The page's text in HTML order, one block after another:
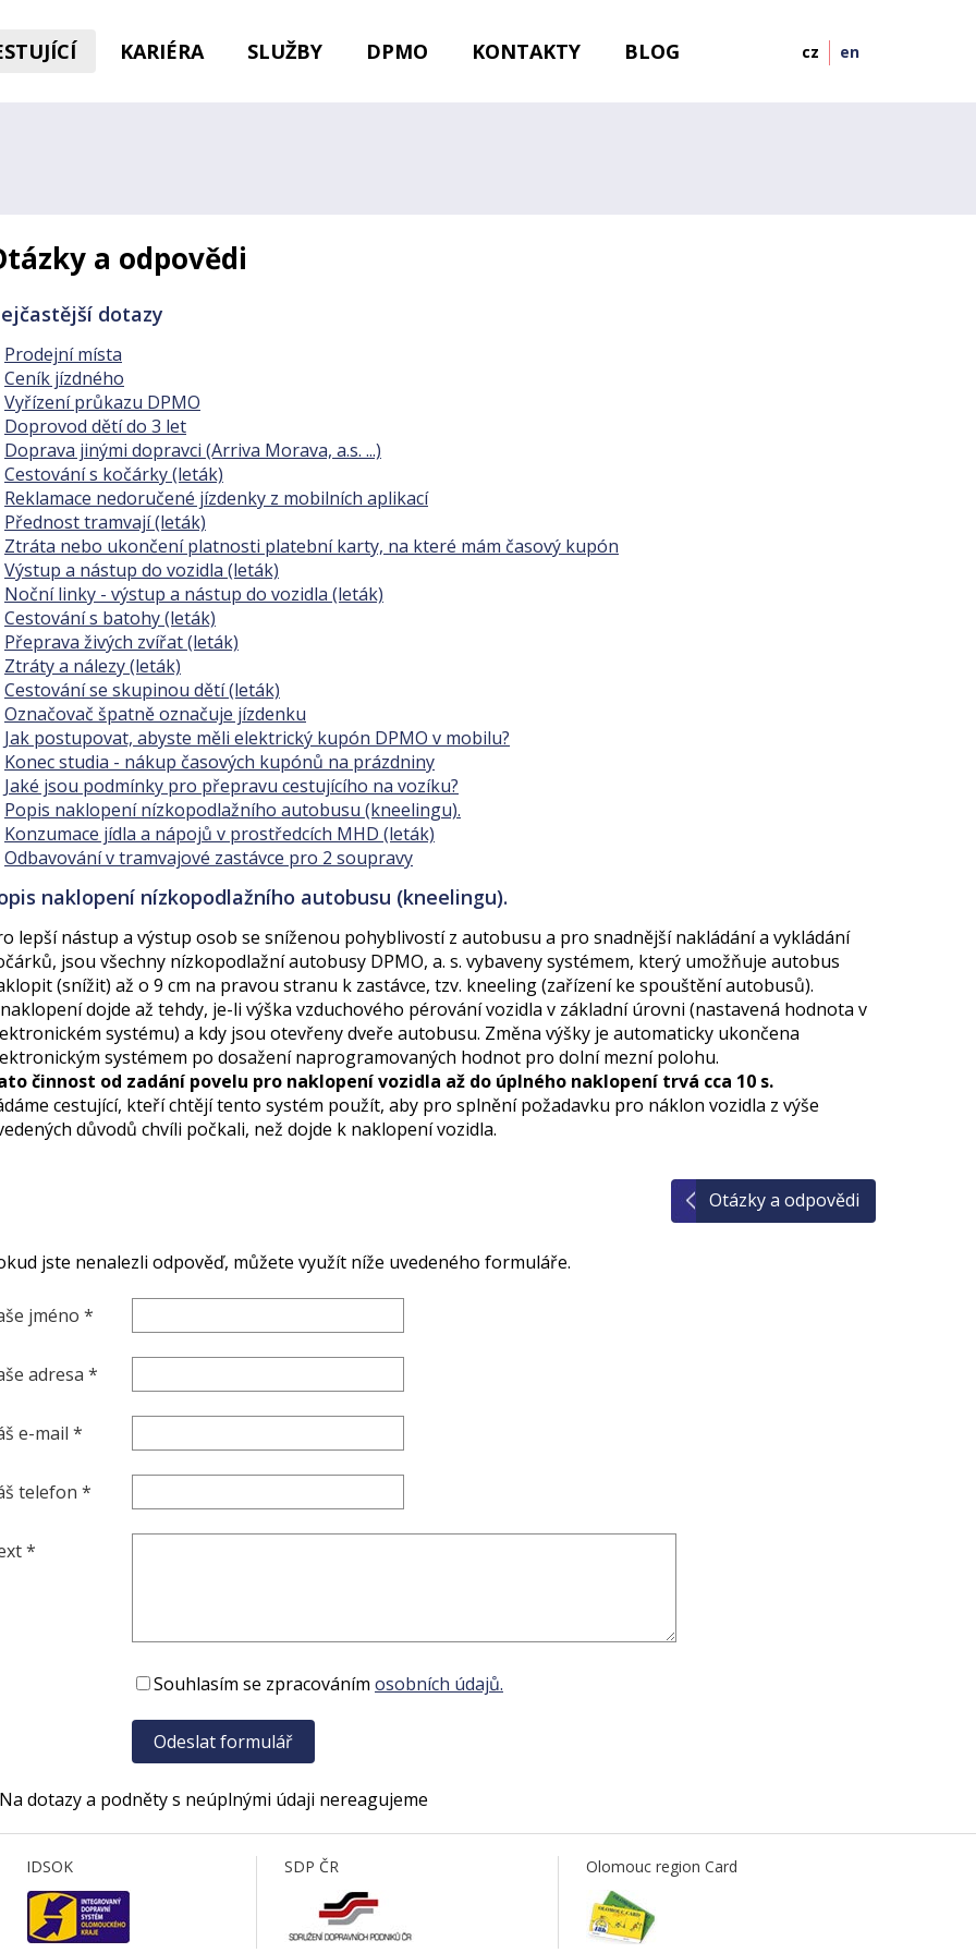
cz en
KARIÉRA SLUŽBY DPMO KONTAKTY BLOG
a odpovědi
dotazy
Prodejní místa
Ceník jízdného
Vyřízení průkazu DPMO
Doprovod dětí do 3 let
Doprava jinými dopravci (Arriva Morava, a.s. ...)
Cestování s kočárky (leták)
Reklamace nedoručené jízdenky z mobilních aplikací
Přednost tramvají (leták)
Ztráta nebo ukončení platnosti platební karty, na které mám časový kupón
Výstup a nástup do vozidla (leták)
Noční linky - výstup a nástup do vozidla (leták)
Cestování s batohy (leták)
Přeprava živých zvířat (leták)
Ztráty a nálezy (leták)
Cestování se skupinou dětí (leták)
Označovač špatně označuje jízdenku
Jak postupovat, abyste měli elektrický kupón DPMO v mobilu?
Konec studia - nákup časových kupónů na prázdniny
Jaké jsou podmínky pro přepravu cestujícího na vozíku?
Popis naklopení nízkopodlažního autobusu (kneelingu).
Konzumace jídla a nápojů v prostředcích MHD (leták)
Odbavování v tramvajové zastávce pro 2 soupravy
naklopení nízkopodlažního autobusu (kneelingu).
lepší nástup a výstup osob se sníženou pohyblivostí z autobusu a pro snadnější nakládání a vykládání
jsou všechny nízkopodlažní autobusy DPMO, a. s. vybaveny systémem, který umožňuje autobus
(snížit) až o 9 cm na pravou stranu k zastávce, tzv. kneeling (zařízení ke spouštění autobusů).
dojde až tehdy, je-li výška vzduchového pérování vozidla v základní úrovni (nastavená hodnota v
systému) a kdy jsou otevřeny dveře autobusu. Změna výšky je automaticky ukončena
systémem po dosažení naprogramovaných hodnot pro dolní mezní polohu.
činnost od zadání povelu pro naklopení vozidla až do úplného naklopení trvá cca 10 s.
cestující, kteří chtějí tento systém použít, aby pro splnění požadavku pro náklon vozidla z výše
důvodů chvíli počkali, než dojde k naklopení vozidla.
Otázky a odpovědi
jste nenalezli odpověď, můžete využít níže uvedeného formuláře.
jméno *
adresa *
e-mail *
telefon *
*
Souhlasím se zpracováním osobních údajů.
dotazy a podněty s neúplnými údaji nereagujeme
IDSOK SDP ČR Olomouc region Card